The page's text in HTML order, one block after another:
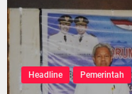
Headline Pemerintah